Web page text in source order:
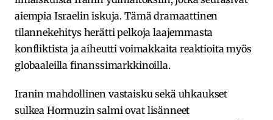
aiempia Israelin iskuja. Tämä dramaattinen
tilannekehitys herätti pelkoja laajemmasta
konfliktista ja aiheutti voimakkaita reaktioita myös
globaaleilla finanssimarkkinoilla.
Iranin mahdollinen vastaisku sekä uhkaukset
sulkea Hormuzin salmi ovat lisänneet